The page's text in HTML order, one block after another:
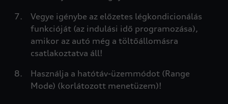
Vegye igénybe az előzetes légkondicionálás
funkcióját (az indulási idő programozása),
amikor az autó még a töltőállomásra
csatlakoztatva áll!
Használja a hatótáv-üzemmódot (Range
Mode) (korlátozott menetüzem)!